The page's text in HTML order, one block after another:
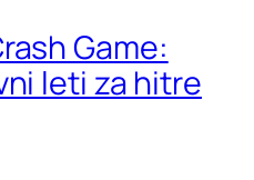
Game:
leti za hitre